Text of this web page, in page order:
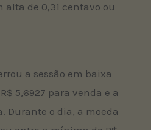
alta de 0,31 centavo ou
a sessão em baixa
5,6927 para venda e a
Durante o dia, a moeda